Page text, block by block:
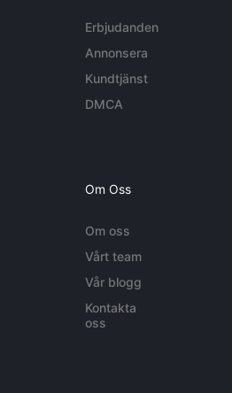
Erbjudanden
Annonsera
Kundtjänst
DMCA
Om Oss
Om oss
Vårt team
Vår blogg
Kontakta
oss